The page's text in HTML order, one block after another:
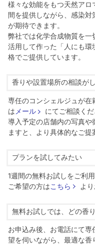
様々な効能をもつ天然ア
間を提供しながら、感染
が期待できます。
弊社では化学合成物質を
活用して作った「人にも
格でご提供しています。
香りや設置場所の相談が
専任のコンシェルジュが在
はメール
にてご相談くだ
導入予定の店舗内の写真
ますと、より具体的なご提
プランを試してみたい
1週間の無料お試しをご利
ご希望の方はこちら よ
無料お試しでは、どの香
お申込み後、お電話にて
望を伺いながら、最適な香